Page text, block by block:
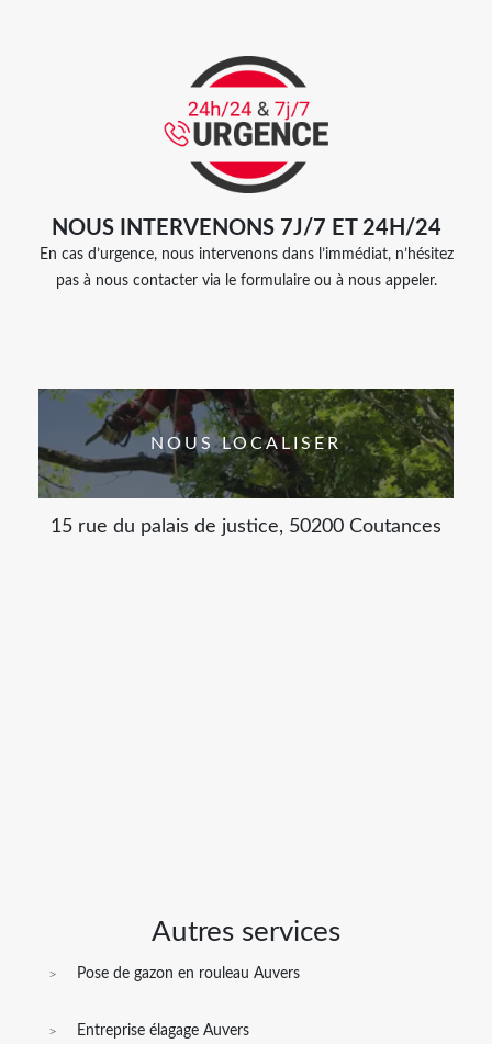
NOUS INTERVENONS 7J/7 ET 24H/24
En cas d’urgence, nous intervenons dans l’immédiat, n’hésitez
pas à nous contacter via le formulaire ou à nous appeler.
NOUS LOCALISER
15 rue du palais de justice, 50200 Coutances
Autres services
Pose de gazon en rouleau Auvers
Entreprise élagage Auvers